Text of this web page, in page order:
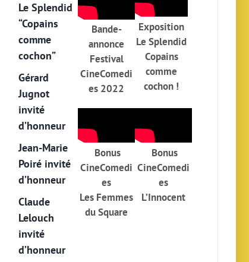
Le Splendid
“Copains
comme
cochon”
Gérard
Jugnot
invité
d’honneur
Jean-Marie
Poiré invité
d’honneur
Claude
Lelouch
invité
d’honneur
Bande-
annonce
Festival
CineComedi
es 2022
Exposition
Le Splendid
Copains
comme
cochon !
Bonus
CineComedi
es
Les Femmes
du Square
Bonus
CineComedi
es
L’Innocent